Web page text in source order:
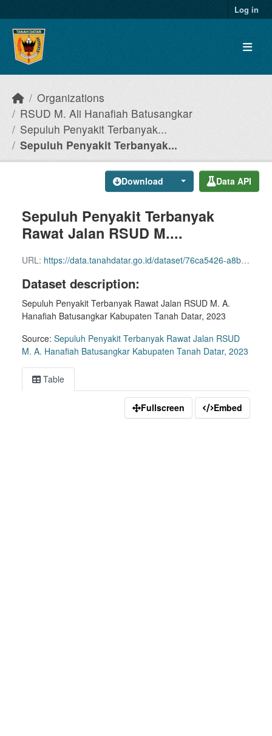
Log in
Organizations
RSUD M. Ali Hanafiah Batusangkar
Sepuluh Penyakit Terbanyak...
Sepuluh Penyakit Terbanyak...
Download Data API
Sepuluh Penyakit Terbanyak
Rawat Jalan RSUD M....
URL: https://data.tanahdatar.go.id/dataset/76ca5426-a8b6-486c-87ed-684c08d3c9dd/resource/131b1a79-d055-450c-8779-205cc127fa42/download/sepuluh-penyakit-terbanyak-rawat-jalan-rsud-m.-a.-hanafiah-batusangkar-kabupaten-tanah-datar-20.xlsx
Dataset description:
Sepuluh Penyakit Terbanyak Rawat Jalan RSUD M. A.
Hanafiah Batusangkar Kabupaten Tanah Datar, 2023
Source: Sepuluh Penyakit Terbanyak Rawat Jalan RSUD
M. A. Hanafiah Batusangkar Kabupaten Tanah Datar, 2023
Table
Fullscreen Embed